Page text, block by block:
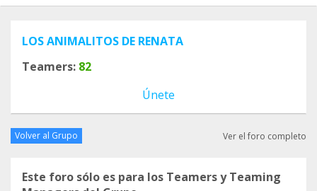
LOS ANIMALITOS DE RENATA
Teamers: 82
Únete
Volver al Grupo Ver el foro completo
Este foro sólo es para los Teamers y Teaming